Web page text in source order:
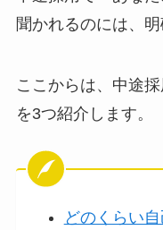
聞かれるのには、
ここからは、中途
を3つ紹介します。
どのくらい